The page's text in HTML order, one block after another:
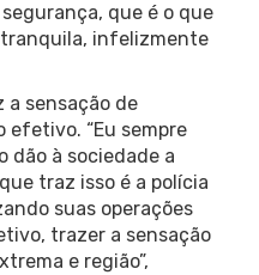
que é o que
infelizmente
a sensação de
efetivo. “Eu sempre
dão à sociedade a
traz isso é a polícia
suas operações
trazer a sensação
e região”,